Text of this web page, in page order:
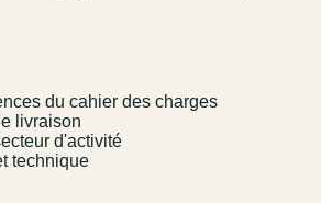
du cahier des charges
livraison
d'activité
technique